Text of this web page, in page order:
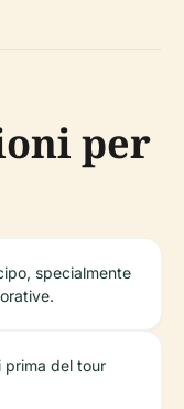
per
specialmente
prima del tour